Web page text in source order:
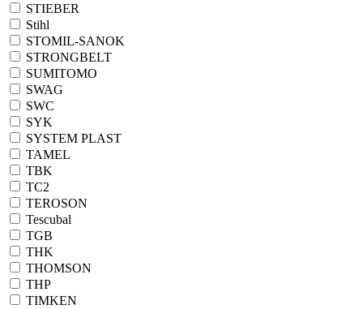
STIEBER
Stihl
STOMIL-SANOK
STRONGBELT
SUMITOMO
SWAG
SWC
SYK
SYSTEM PLAST
TAMEL
TBK
TC2
TEROSON
Tescubal
TGB
THK
THOMSON
THP
TIMKEN